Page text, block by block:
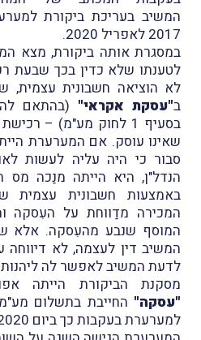
המשיב בעריכת ביקורת
2017 לאפריל 2020.
במסגרת אותה ביקורת, מצא
לטענתו שלא כדין בכך שבעת
לא הוציאה חשבונית עצמית,
ב"עסקת אקראי" (בהתאם
בסעיף 1 לחוק מע"מ) –
שאינו עוסק. אם המערערת
סבור כי היה עליה לעשות
הנדל"ן, היא הייתה מנַכה
באמצעות חשבונית עצמית
המכירה מדַווחת על העִסקה
המוסף שנבע מהעִסקה. אלא
המשיב דין לעצמה, לא
לדעת המשיב לאפשר לה
מסקנת הביקורת הייתה
"עסקה" החייבת בתשלום
למערערת בעקבות כך ביום 16.8.2020.